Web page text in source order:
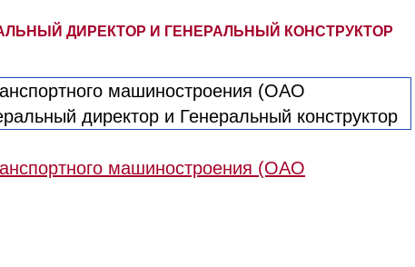
ДИРЕКТОР И ГЕНЕРАЛЬНЫЙ КОНСТРУКТОР
машиностроения (ОАО